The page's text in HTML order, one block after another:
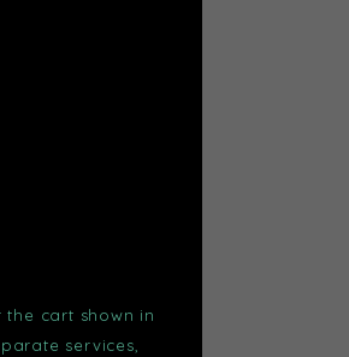
cart shown in
services,